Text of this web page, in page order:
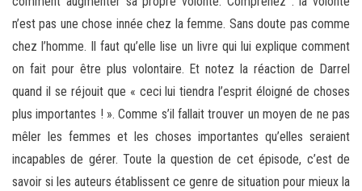
n’est pas une chose innée chez la femme. Sans doute pas comme
chez l’homme. Il faut qu’elle lise un livre qui lui explique comment
on fait pour être plus volontaire. Et notez la réaction de Darrel
quand il se réjouit que « ceci lui tiendra l’esprit éloigné de choses
plus importantes ! ». Comme s’il fallait trouver un moyen de ne pas
mêler les femmes et les choses importantes qu’elles seraient
incapables de gérer. Toute la question de cet épisode, c’est de
savoir si les auteurs établissent ce genre de situation pour mieux la